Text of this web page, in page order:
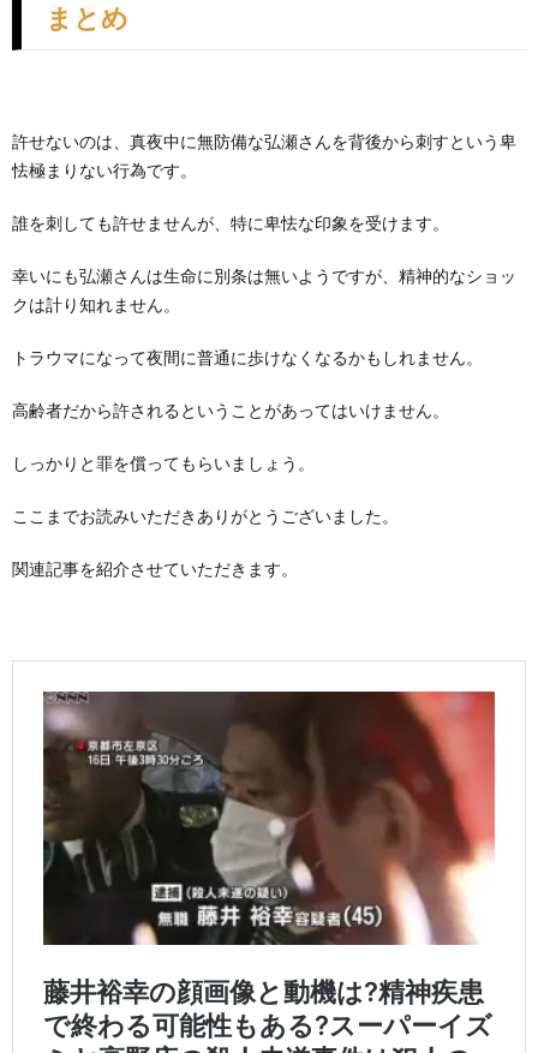
まとめ
許せないのは、真夜中に無防備な弘瀬さんを背後から刺すという卑
怯極まりない行為です。
誰を刺しても許せませんが、特に卑怯な印象を受けます。
幸いにも弘瀬さんは生命に別条は無いようですが、精神的なショッ
クは計り知れません。
トラウマになって夜間に普通に歩けなくなるかもしれません。
高齢者だから許されるということがあってはいけません。
しっかりと罪を償ってもらいましょう。
ここまでお読みいただきありがとうございました。
関連記事を紹介させていただきます。